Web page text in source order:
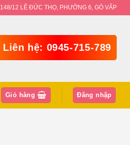
148/12 LÊ ĐỨC THỌ, PHƯỜNG 6, GÒ VẤP
Liên hệ: 0945-715-789
Giỏ hàng Đăng nhập